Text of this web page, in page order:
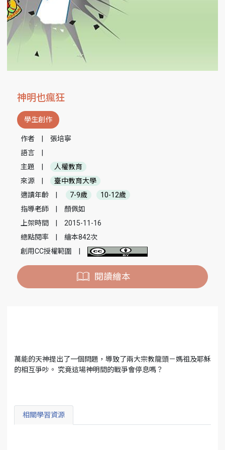
神明也瘋狂
學生創作
作者
張培寧
語言
主題
人權教育
來源
臺中教育大學
適讀年齡
7-9歲
10-12歲
指導老師
顏佩如
上架時間
2015-11-16
總點閱率
繪本842次
創用CC授權範圍
閱讀繪本
萬能的天神提出了一個問題，導致了兩大宗教龍頭－媽祖及耶穌
的相互爭吵。 究竟這場神明間的戰爭會停息嗎？
相關學習資源